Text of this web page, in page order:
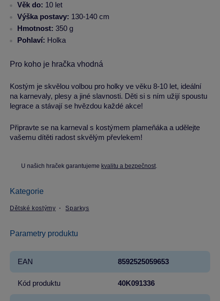
Věk do: 10 let
Výška postavy: 130-140 cm
Hmotnost: 350 g
Pohlaví: Holka
Pro koho je hračka vhodná
Kostým je skvělou volbou pro holky ve věku 8-10 let, ideální
na karnevaly, plesy a jiné slavnosti. Děti si s ním užijí spoustu
legrace a stávají se hvězdou každé akce!
Připravte se na karneval s kostýmem plameňáka a udělejte
vašemu dítěti radost skvělým převlekem!
U našich hraček garantujeme kvalitu a bezpečnost.
Kategorie
Dětské kostýmy Sparkys
Parametry produktu
EAN 8592525059653
Kód produktu 40K091336